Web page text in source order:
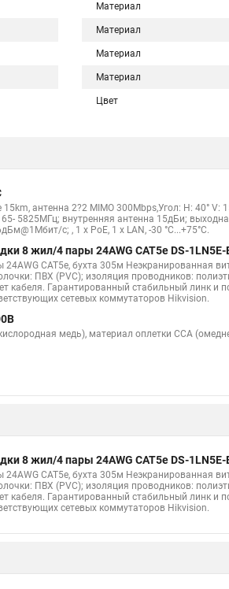
Материал
Материал
Материал
Материал
Цвет
антенна 2?2 MIMO 300Mbps,Угол: H: 40° V:
5825МГц; внутренняя антенна 15дБи;
с; , 1 х PoE, 1 x LAN, -30 °C...+75°C.
8 жил/4 пары 24AWG CAT5e DS-1LN5E-
CAT5e, бухта 305м Неэкранированная
ПВХ (PVC); изоляция проводников:
кабеля. Гарантированный стабильный линк и
сетевых коммутаторов Hikvision.
медь), материал оплетки CCA
8 жил/4 пары 24AWG CAT5e DS-1LN5E-
CAT5e, бухта 305м Неэкранированная
ПВХ (PVC); изоляция проводников:
кабеля. Гарантированный стабильный линк и
сетевых коммутаторов Hikvision.